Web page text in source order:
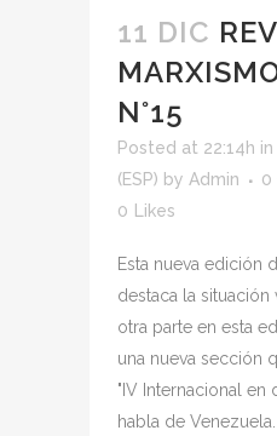
11 DIC
N°15
Posted at 22:14h in
(ESP) by Admin
0
0
Likes
Esta nueva edición
destaca la situación
otra parte en esta
una nueva sección
"IV Internacional en
habla de